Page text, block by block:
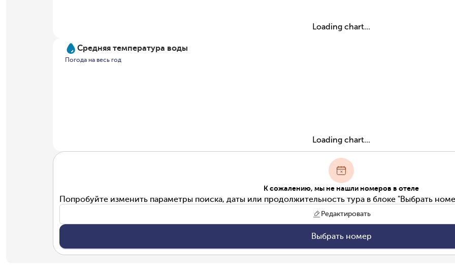
Loading chart...
Средняя температура воды
Погода на весь год
Loading chart...
К сожалению, мы не нашли номеров в отеле
Попробуйте изменить параметры поиска, даты или продолжительность тура в блоке "Выбрать
Редактировать
Выбрать номер